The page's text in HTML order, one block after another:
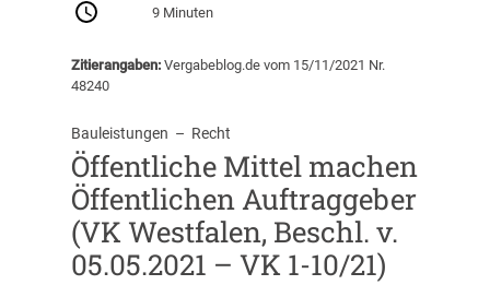
9 Minuten
Zitierangaben:Vergabeblog.de vom 15/11/2021 Nr.
48240
Bauleistungen
  –
Recht
Öffentliche Mittel machen
Öffentlichen Auftraggeber
(VK Westfalen, Beschl. v.
05.05.2021 – VK 1-10/21)